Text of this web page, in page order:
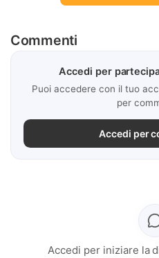
Commenti
Accedi per
Puoi accedere con il tuo
per
Accedi per
Accedi per iniziare la